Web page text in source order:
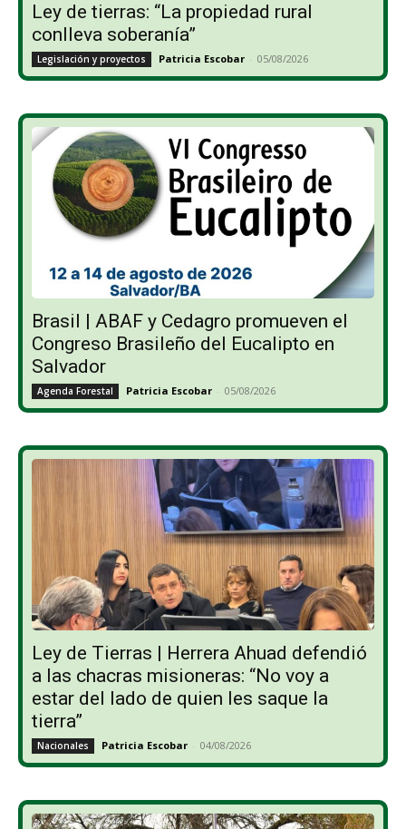
Ley de tierras: “La propiedad rural
conlleva soberanía”
Legislación y proyectos Patricia Escobar - 05/08/2026
Brasil | ABAF y Cedagro promueven el
Congreso Brasileño del Eucalipto en
Salvador
Agenda Forestal Patricia Escobar - 05/08/2026
Ley de Tierras | Herrera Ahuad defendió
a las chacras misioneras: “No voy a
estar del lado de quien les saque la
tierra”
Nacionales Patricia Escobar - 04/08/2026